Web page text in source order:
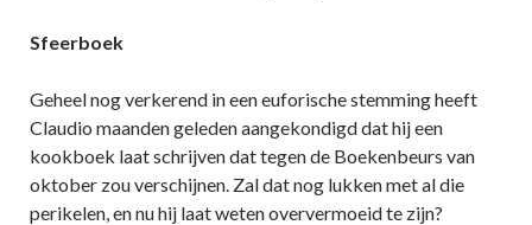
Sfeerboek
Geheel nog verkerend in een euforische stemming heeft
Claudio maanden geleden aangekondigd dat hij een
kookboek laat schrijven dat tegen de Boekenbeurs van
oktober zou verschijnen. Zal dat nog lukken met al die
perikelen, en nu hij laat weten oververmoeid te zijn?